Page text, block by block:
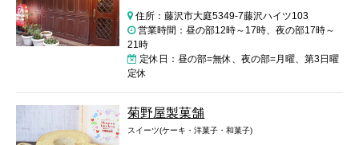
住所：藤沢市大庭5349-7藤沢ハイツ103
営業時間：昼の部12時～17時、夜の部17時～
21時
定休日：昼の部=無休、夜の部=月曜、第3日曜
定休
菊野屋製菓舗
スイーツ(ケーキ・洋菓子・和菓子)